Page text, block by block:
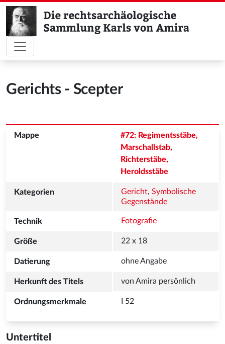
Gerichts - Scepter
#72: Regimentsstäbe,
Marschallstab,
Richterstäbe,
Heroldsstäbe
Gericht, Symbolische
Gegenstände
Fotografie
I 52
Untertitel